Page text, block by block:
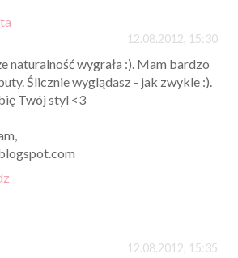
12.08.2012, 15:30
naturalność wygrała :). Mam bardzo
Ślicznie wyglądasz - jak zwykle :).
Twój styl <3
12.08.2012, 15:35